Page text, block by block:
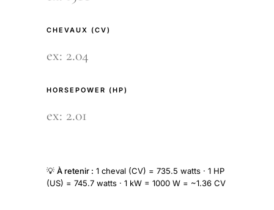
CHEVAUX (CV)
HORSEPOWER (HP)
💡 À retenir : 1 cheval (CV) = 735.5 watts · 1 HP
(US) = 745.7 watts · 1 kW = 1000 W = ~1.36 CV